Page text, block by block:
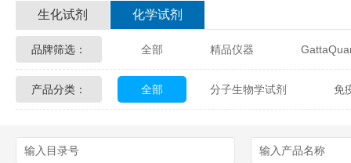
生化试剂 化学试剂
品牌筛选： 全部 精品仪器
Glycon Biochem Sterlitech
产品分类： 全部 分子生物学试剂 免